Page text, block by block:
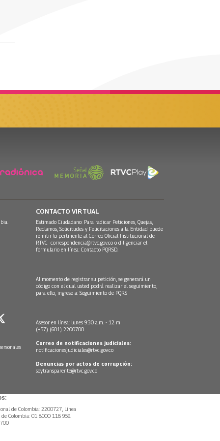
CONTACTO VIRTUAL
Estimado Ciudadano: Para radicar Peticiones, Quejas,
Reclamos, Solicitudes y Felicitaciones a la Entidad puede
remitir lo pertinente al Correo Oficial Institucional de
RTVC correspondencia@rtvc.gov.co o diligenciar el
formulario en línea: Contacto PQRSD.
Al momento de registrar su petición, se generará un
código con el cual usted podrá realizar el seguimiento,
para ello, ingrese a: Seguimiento de PQRS
Asesor en línea: lunes 9:30 a.m. - 12 m
(+57) (601) 2200700
Correo de notificaciones judiciales:
notificacionesjudiciales@rtvc.gov.co
Denuncias por actos de corrupción:
soytransparente@rtvc.gov.co
de Colombia: 2200727, Línea
Colombia: 01 8000 118 959.